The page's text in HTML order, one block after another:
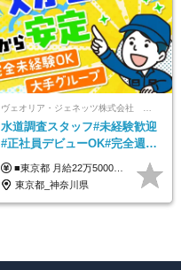
水道調査スタッフ#未経験歓迎
#正社員デビューOK#完全週休
2日制#年休125日#資格取得支
援有#社員数千人以上
■東京都 月給22万5000円（東京地域手当3万円含）～25万円＋残業代全額支給＋各種手当 ■神奈川県 月給19万5000円～24万円＋残業代全額支給＋各種手当 ※年齢・経験を考慮し決定 ※試用期間3ヶ月（期間中の給与・待遇に差異はありません） ◆通勤手当あり（全額支給） ◆昇給年1回、賞与年2回。世界最大級の環境企業グループならではの安定した給与体系です。
東京都_神奈川県